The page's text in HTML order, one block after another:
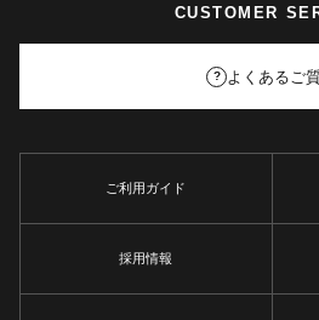
CUSTOMER
? よくあるご
ご利用ガイド
採用情報